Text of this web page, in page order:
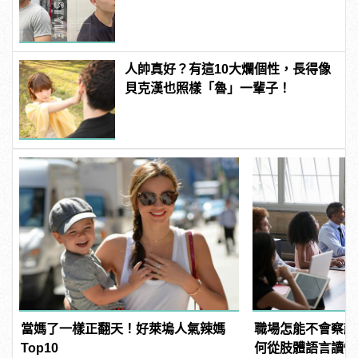
人帥真好？有這10大爛個性，長得像
貝克漢也照樣「魯」一輩子！
當媽了一樣正翻天！好萊塢人氣辣媽
Top10
職場怎能不會察
何從肢體語言讀